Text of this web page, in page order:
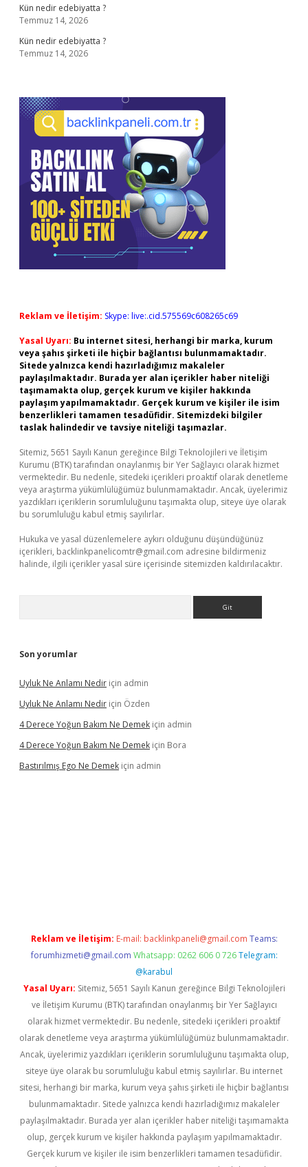
Kün nedir edebiyatta ?
Temmuz 14, 2026
Kün nedir edebiyatta ?
Temmuz 14, 2026
Reklam ve İletişim: Skype: live:.cid.575569c608265c69
Yasal Uyarı: Bu internet sitesi, herhangi bir marka, kurum
veya şahıs şirketi ile hiçbir bağlantısı bulunmamaktadır.
Sitede yalnızca kendi hazırladığımız makaleler
paylaşılmaktadır. Burada yer alan içerikler haber niteliği
taşımamakta olup, gerçek kurum ve kişiler hakkında
paylaşım yapılmamaktadır. Gerçek kurum ve kişiler ile isim
benzerlikleri tamamen tesadüfidir. Sitemizdeki bilgiler
taslak halindedir ve tavsiye niteliği taşımazlar.
Sitemiz, 5651 Sayılı Kanun gereğince Bilgi Teknolojileri ve İletişim
Kurumu (BTK) tarafından onaylanmış bir Yer Sağlayıcı olarak hizmet
vermektedir. Bu nedenle, sitedeki içerikleri proaktif olarak denetleme
veya araştırma yükümlülüğümüz bulunmamaktadır. Ancak, üyelerimiz
yazdıkları içeriklerin sorumluluğunu taşımakta olup, siteye üye olarak
bu sorumluluğu kabul etmiş sayılırlar.
Hukuka ve yasal düzenlemelere aykırı olduğunu düşündüğünüz
içerikleri, backlinkpanelicomtr@gmail.com adresine bildirmeniz
halinde, ilgili içerikler yasal süre içerisinde sitemizden kaldırılacaktır.
Son yorumlar
Uyluk Ne Anlamı Nedir için admin
Uyluk Ne Anlamı Nedir için Özden
4 Derece Yoğun Bakım Ne Demek için admin
4 Derece Yoğun Bakım Ne Demek için Bora
Bastırılmış Ego Ne Demek için admin
Reklam ve İletişim: E-mail: backlinkpaneli@gmail.com Teams:
forumhizmeti@gmail.com Whatsapp: 0262 606 0 726 Telegram:
@karabul
Yasal Uyarı: Sitemiz, 5651 Sayılı Kanun gereğince Bilgi Teknolojileri
ve İletişim Kurumu (BTK) tarafından onaylanmış bir Yer Sağlayıcı
olarak hizmet vermektedir. Bu nedenle, sitedeki içerikleri proaktif
olarak denetleme veya araştırma yükümlülüğümüz bulunmamaktadır.
Ancak, üyelerimiz yazdıkları içeriklerin sorumluluğunu taşımakta olup,
siteye üye olarak bu sorumluluğu kabul etmiş sayılırlar. Bu internet
sitesi, herhangi bir marka, kurum veya şahıs şirketi ile hiçbir bağlantısı
bulunmamaktadır. Sitede yalnızca kendi hazırladığımız makaleler
paylaşılmaktadır. Burada yer alan içerikler haber niteliği taşımamakta
olup, gerçek kurum ve kişiler hakkında paylaşım yapılmamaktadır.
Gerçek kurum ve kişiler ile isim benzerlikleri tamamen tesadüfidir.